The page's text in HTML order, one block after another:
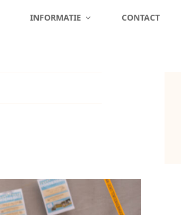
INFORMATIE CONTACT